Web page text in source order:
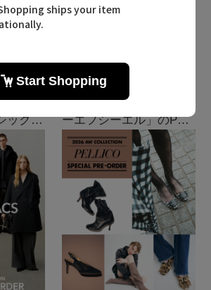
エッセ
ックと
る16の
2026.07.28
主役級ニットが揃う「シ
ーエフシーエル」のPOP
UPがスタート